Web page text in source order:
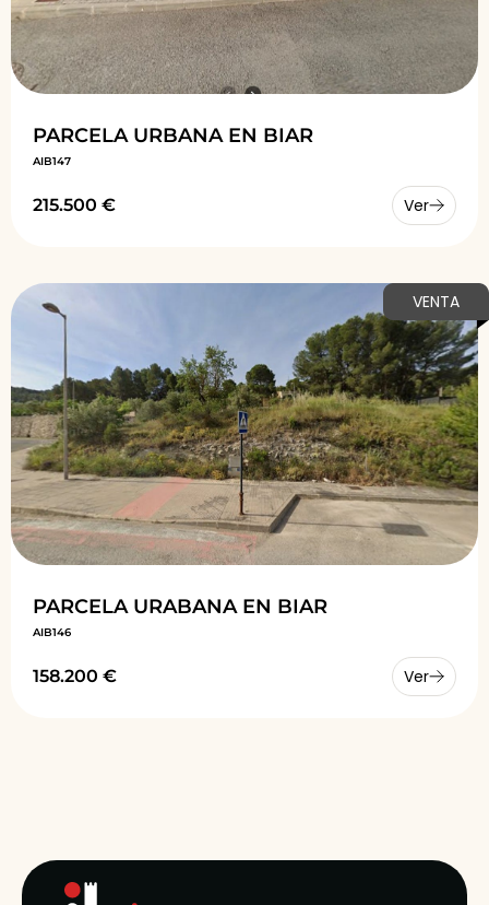
PARCELA URBANA EN BIAR
AIB147
215.500 € Ver
VENTA
PARCELA URABANA EN BIAR
AIB146
158.200 € Ver